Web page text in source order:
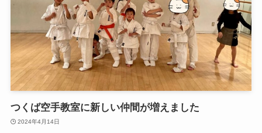
つくば空手教室に新しい仲間が増えました
2024年4月14日